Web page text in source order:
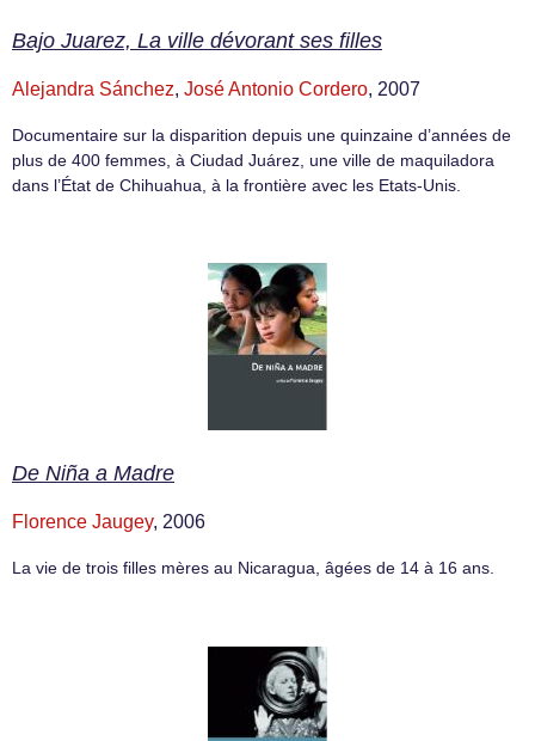
Bajo Juarez, La ville dévorant ses filles
Alejandra Sánchez, José Antonio Cordero, 2007
Documentaire sur la disparition depuis une quinzaine d’années de
plus de 400 femmes, à Ciudad Juárez, une ville de maquiladora
dans l’État de Chihuahua, à la frontière avec les Etats-Unis.
De Niña a Madre
Florence Jaugey, 2006
La vie de trois filles mères au Nicaragua, âgées de 14 à 16 ans.